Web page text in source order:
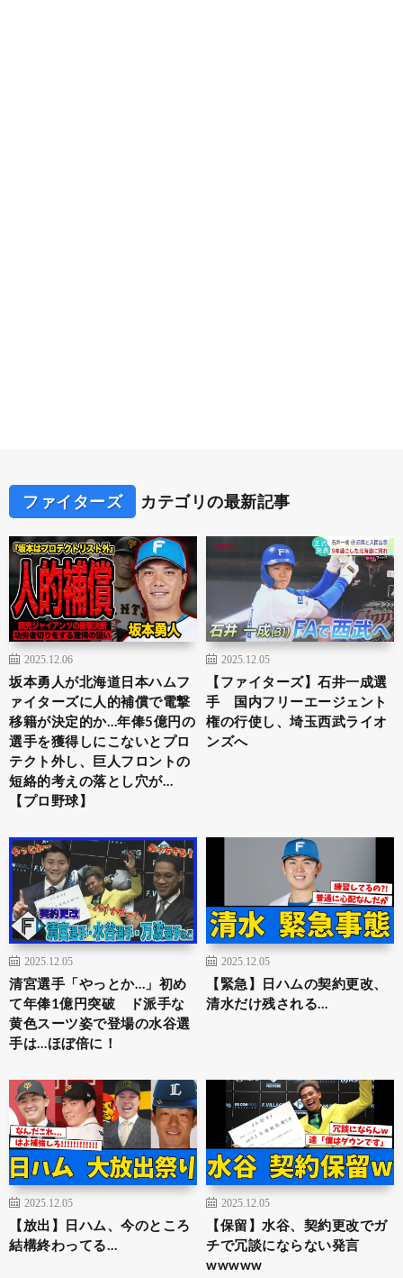
ファイターズ カテゴリの最新記事
2025.12.06
坂本勇人が北海道日本ハムフ
ァイターズに人的補償で電撃
移籍が決定的か…年俸5億円の
選手を獲得しにこないとプロ
テクト外し、巨人フロントの
短絡的考えの落とし穴が…
【プロ野球】
2025.12.05
【ファイターズ】石井一成選
手 国内フリーエージェント
権の行使し、埼玉西武ライオ
ンズへ
2025.12.05
清宮選手「やっとか…」初め
て年俸1億円突破 ド派手な
黄色スーツ姿で登場の水谷選
手は…ほぼ倍に！
2025.12.05
【緊急】日ハムの契約更改、
清水だけ残される…
2025.12.05
【放出】日ハム、今のところ
結構終わってる…
2025.12.05
【保留】水谷、契約更改でガ
チで冗談にならない発言
wwwww